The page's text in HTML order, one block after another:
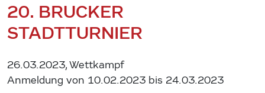
20. BRUCKER
STADTTURNIER
26.03.2023, Wettkampf
Anmeldung von 10.02.2023 bis 24.03.2023